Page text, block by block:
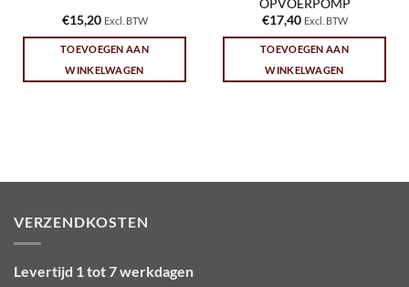
€15,20 Excl. BTW
TOEVOEGEN AAN
WINKELWAGEN
OPVOERPOMP
€17,40 Excl. BTW
TOEVOEGEN AAN
WINKELWAGEN
VERZENDKOSTEN
Levertijd 1 tot 7 werkdagen